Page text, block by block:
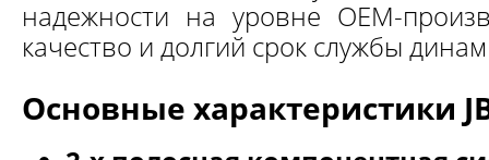
надежности на уровне OEM-
качество и долгий срок службы
Основные характеристики